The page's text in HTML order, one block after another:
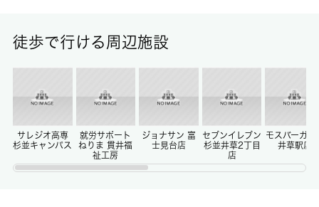
-/-
権利金/雑費
徒歩で行ける周辺施設
サレジオ高専
杉並キャンパス
就労サポート
ねりま 貫井福
祉工房
ジョナサン 富
士見台店
セブンイレブン
杉並井草2丁目
店
モスバーガー
井草駅店